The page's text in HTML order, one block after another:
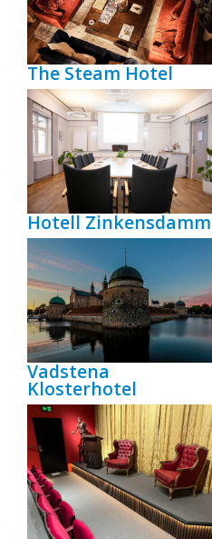
The Steam Hotel
Hotell Zinkensdamm
Vadstena
Klosterhotel